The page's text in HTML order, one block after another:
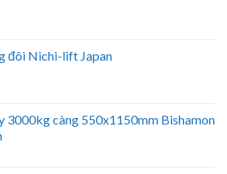
đôi Nichi-lift Japan
3000kg càng 550x1150mm Bishamon